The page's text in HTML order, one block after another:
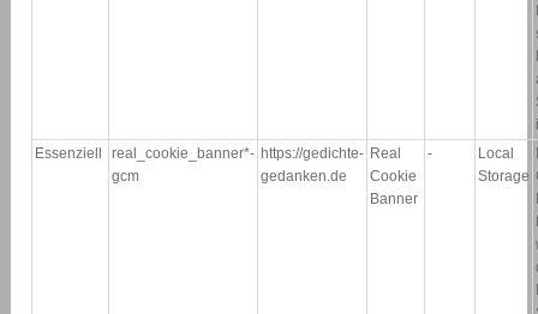
Essenziell
real_cookie_banner*-
gcm
https://gedichte-
gedanken.de
Real
Cookie
Banner
-
Local
Storage